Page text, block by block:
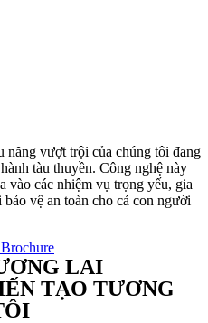
năng vượt trội của chúng tôi đang
tàu thuyền. Công nghệ này
vào các nhiệm vụ trọng yếu, gia
vệ an toàn cho cả con người
LAI
TẠO TƯƠNG